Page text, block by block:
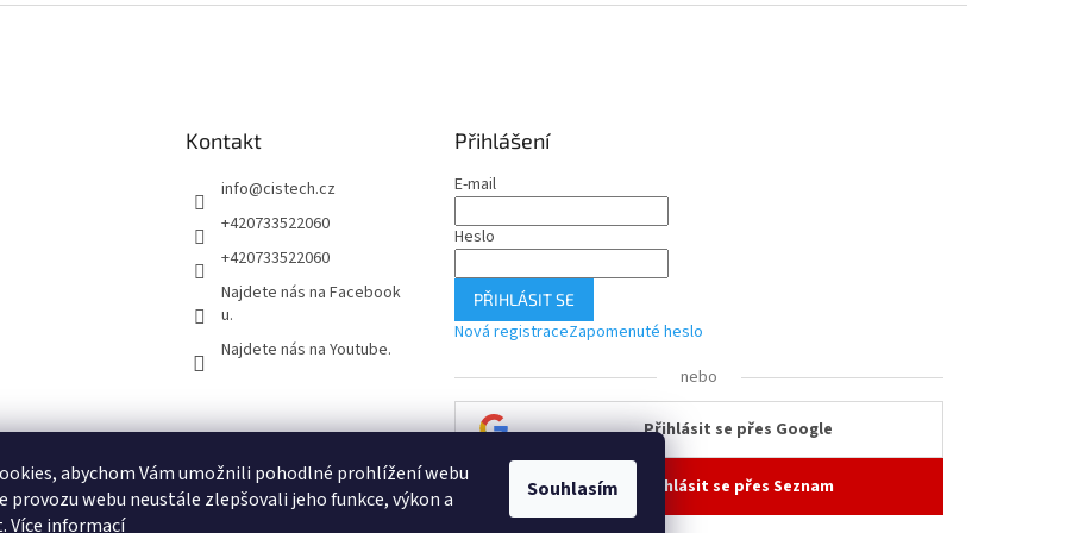
abychom Vám umožnili pohodlné prohlížení webu
provozu webu neustále zlepšovali jeho funkce, výkon a
Více informací
Souhlasím
Kontakt
info@cistech.cz
+420733522060
+420733522060
Najdete nás na Facebook
u.
Najdete nás na Youtube.
Přihlášení
E-mail
Heslo
PŘIHLÁSIT SE
Nová registraceZapomenuté heslo
nebo
Přihlásit se přes Google
Přihlásit se přes Seznam